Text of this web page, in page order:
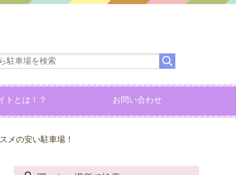
トとは！？ お問い合わせ
メの安い駐車場！